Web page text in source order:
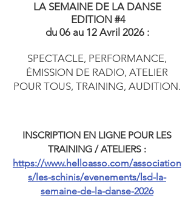
LA SEMAINE DE LA DANSE
EDITION #4
du 06 au 12 Avril 2026 :
SPECTACLE, PERFORMANCE,
ÉMISSION DE RADIO, ATELIER
POUR TOUS, TRAINING, AUDITION.
INSCRIPTION EN LIGNE POUR LES
TRAINING / ATELIERS :
https://www.helloasso.com/association
s/les-schinis/evenements/lsd-la-
semaine-de-la-danse-2026